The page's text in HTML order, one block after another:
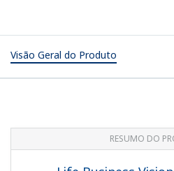
Visão Geral do Produto
RESUMO DO